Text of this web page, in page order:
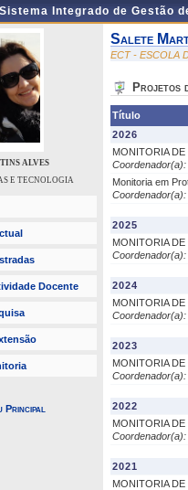
Integrado de Gestão
ALVES
E TECNOLOGIA
Docente
Principal
Salete
ECT - ESCOLA
Projetos
Título
2026
MONITORIA
Monitoria em
2025
MONITORIA
2024
MONITORIA
2023
MONITORIA
2022
MONITORIA
Coordenador(a):
2021
MONITORIA